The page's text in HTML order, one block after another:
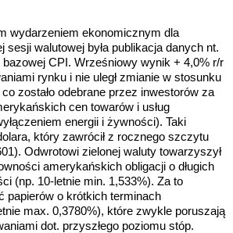
wydarzeniem ekonomicznym dla
sesji walutowej była publikacja danych nt.
CPI. Wrześniowy wynik + 4,0% r/r
rynku i nie uległ zmianie w stosunku
zostało odebrane przez inwestorów za
cen towarów i usług
energii i żywności). Taki
który zawrócił z rocznego szczytu
Odwrotowi zielonej waluty towarzyszył
amerykańskich obligacji o długich
(np. 10-letnie min. 1,533%). Za to
papierów o krótkich terminach
max. 0,3780%), które zwykle poruszają
dot. przyszłego poziomu stóp.